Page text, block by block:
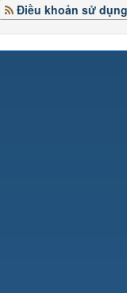
Điều khoản sử dụng